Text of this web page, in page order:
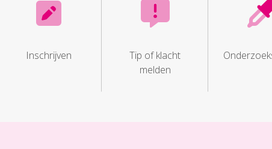
Inschrijven
Tip of klacht
melden